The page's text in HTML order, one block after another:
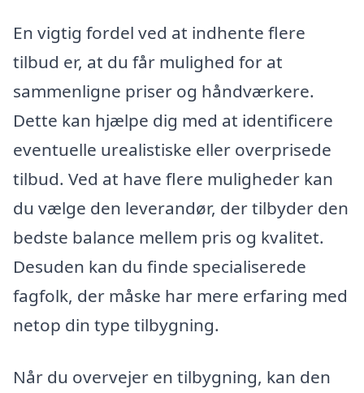
En vigtig fordel ved at indhente flere
tilbud er, at du får mulighed for at
sammenligne priser og håndværkere.
Dette kan hjælpe dig med at identificere
eventuelle urealistiske eller overprisede
tilbud. Ved at have flere muligheder kan
du vælge den leverandør, der tilbyder den
bedste balance mellem pris og kvalitet.
Desuden kan du finde specialiserede
fagfolk, der måske har mere erfaring med
netop din type tilbygning.
Når du overvejer en tilbygning, kan den